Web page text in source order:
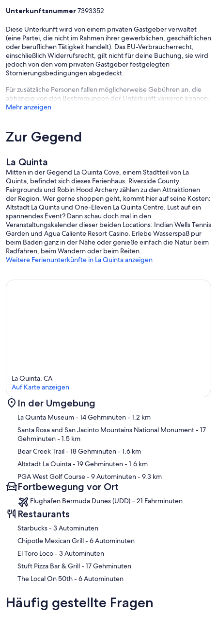
Unterkunftsnummer7393352
Diese Unterkunft wird von einem privaten Gastgeber verwaltet
(eine Partei, die nicht im Rahmen ihrer gewerblichen, geschäftlichen
oder beruflichen Tätigkeit handelt). Das EU-Verbraucherrecht,
einschließlich Widerrufsrecht, gilt nicht für deine Buchung, sie wird
jedoch von den vom privaten Gastgeber festgelegten
Stornierungsbedingungen abgedeckt.
Für zusätzliche Personen fallen möglicherweise Gebühren an, die
abhängig von den Bestimmungen der Unterkunft variieren können.
Mehr anzeigen
Zur Gegend
La Quinta
Mitten in der Gegend La Quinta Cove, einem Stadtteil von La
Quinta, befindet sich dieses Ferienhaus. Riverside County
Fairgrounds und Robin Hood Archery zählen zu den Attraktionen
der Region. Wer gerne shoppen geht, kommt hier auf seine Kosten:
Altstadt La Quinta und One-Eleven La Quinta Centre. Lust auf ein
spannendes Event? Dann schau doch mal in den
Veranstaltungskalender dieser beiden Locations: Indian Wells Tennis
Garden und Agua Caliente Resort Casino. Erlebe Wasserspaß pur
beim Baden ganz in der Nähe oder genieße einfach die Natur beim
Radfahren, beim Wandern oder beim Reiten.
Weitere Ferienunterkünfte in La Quinta anzeigen
Karte
La Quinta, CA
Auf Karte anzeigen
In der Umgebung
La Quinta Museum- 14 Gehminuten- 1.2 km
Santa Rosa and San Jacinto Mountains National Monument- 17
Gehminuten- 1.5 km
Bear Creek Trail- 18 Gehminuten- 1.6 km
Altstadt La Quinta- 19 Gehminuten- 1.6 km
PGA West Golf Course- 9 Autominuten- 9.3 km
Fortbewegung vor Ort
Flughafen Bermuda Dunes (UDD) – 21 Fahrminuten
Restaurants
‪Starbucks - ‬3 Autominuten
‪Chipotle Mexican Grill - ‬6 Autominuten
‪El Toro Loco - ‬3 Autominuten
‪Stuft Pizza Bar & Grill - ‬17 Gehminuten
‪The Local On 50th - ‬6 Autominuten
Häufig gestellte Fragen